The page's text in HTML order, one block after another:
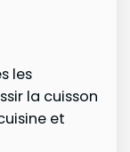
les
la cuisson
et